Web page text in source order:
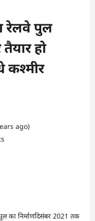
रेलवे पुल
हो
कश्मीर
ago)
का निर्माणदिसंबर 2021 तक